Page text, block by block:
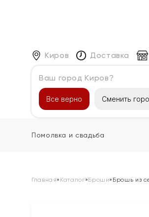
Киров
Ваш город Киров?
Все верно Сменить
Доставка
Каталог
Помолвка и свадьба
Главная» Каталог»Броши» Брошь из